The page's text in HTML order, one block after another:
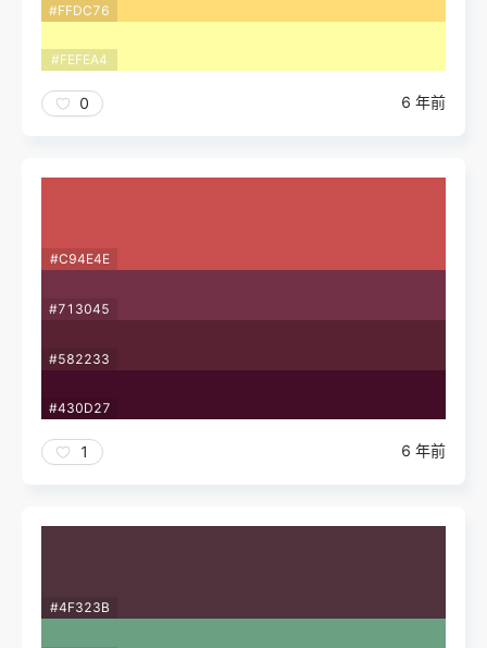
#FFDC76
#FEFEA4
0 6 年前
#C94E4E
#713045
#582233
#430D27
1 6 年前
#4F323B